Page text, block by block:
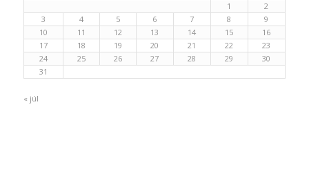
1
2
3
4 5 6 7 8
9
10
11 12 13 14 15
16
17
18 19 20 21 22
23
24
25 26 27 28 29
30
31
« júl